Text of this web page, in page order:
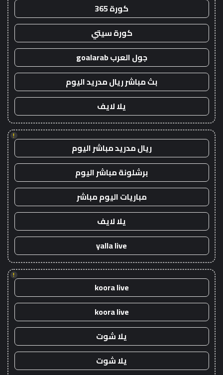
كورة 365
كورة سيتي
جول العرب goalarab
بث مباشر ريال مدريد اليوم
يلا لايف
!
ريال مدريد مباشر اليوم
برشلونة مباشر اليوم
مباريات اليوم مباشر
يلا لايف
yalla live
!
koora live
koora live
يلا شوت
يلا شوت